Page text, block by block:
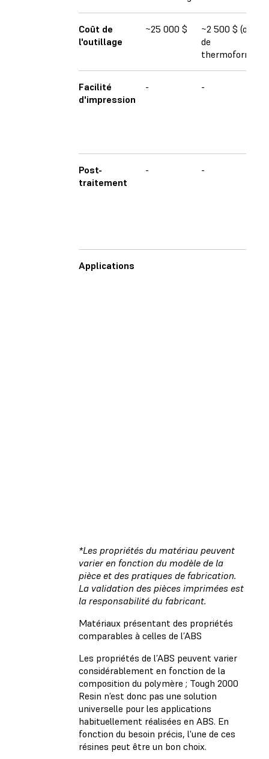
Coût de
l'outillage
~25 000 $
~2 500 $ (outil
de
Facilité
d'impression
- -
Post-
traitement
- -
Applications
*Les propriétés du matériau peuvent
varier en fonction du modèle de la
pièce et des pratiques de fabrication.
La validation des pièces imprimées est
la responsabilité du fabricant.
Matériaux présentant des propriétés
comparables à celles de l’ABS
Les propriétés de l’ABS peuvent varier
considérablement en fonction de la
composition du polymère ; Tough 2000
Resin n’est donc pas une solution
universelle pour les applications
habituellement réalisées en ABS. En
fonction du besoin précis, l'une de ces
résines peut être un bon choix.